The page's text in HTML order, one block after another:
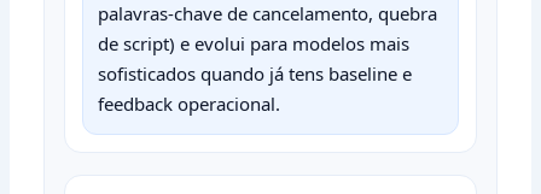
palavras‑chave de cancelamento, quebra
de script) e evolui para modelos mais
sofisticados quando já tens baseline e
feedback operacional.